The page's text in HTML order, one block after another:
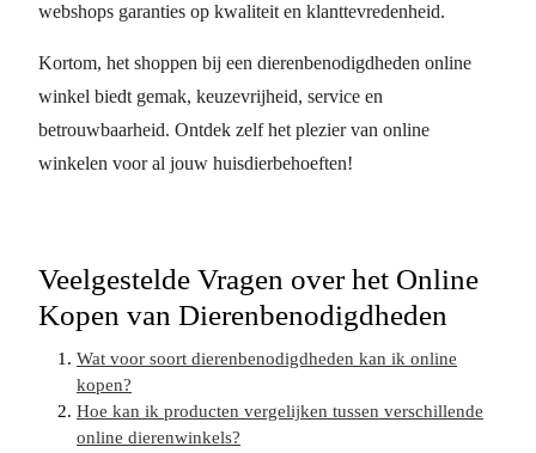
webshops garanties op kwaliteit en klanttevredenheid.
Kortom, het shoppen bij een dierenbenodigdheden online
winkel biedt gemak, keuzevrijheid, service en
betrouwbaarheid. Ontdek zelf het plezier van online
winkelen voor al jouw huisdierbehoeften!
Veelgestelde Vragen over het Online
Kopen van Dierenbenodigdheden
Wat voor soort dierenbenodigdheden kan ik online
kopen?
Hoe kan ik producten vergelijken tussen verschillende
online dierenwinkels?